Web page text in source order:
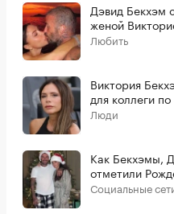
Дэвид Бекхэм
женой
Любить
Виктория
для коллеги
Люди
Как Бекхэмы,
отметили
Социальные